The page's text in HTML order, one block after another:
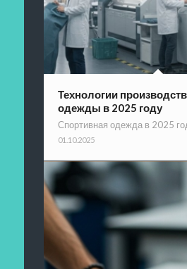
Технологии
одежды в 2025 году
Спортивная одежда в 2025
01.10.2025